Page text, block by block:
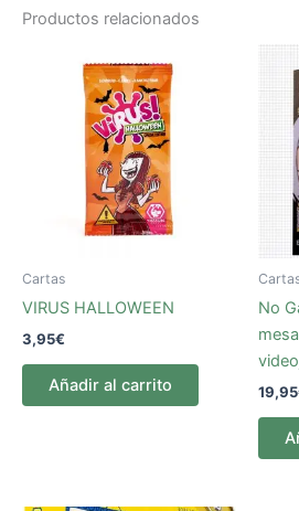
Productos relacionados
Cartas
VIRUS HALLOWEEN
3,95€
Añadir al carrito
No
19,95